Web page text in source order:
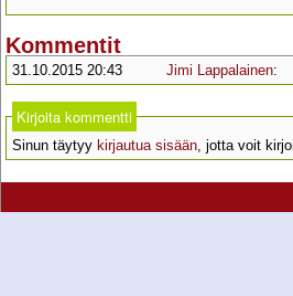
Kommentit
31.10.2015 20:43 Jimi Lappalainen:
Kirjoita kommentti
Sinun täytyy kirjautua sisään, jotta voit